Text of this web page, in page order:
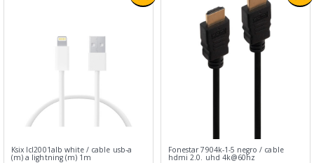
Ksix lcl2001alb white / cable usb-a
(m) a lightning (m) 1m
Fonestar 7904k-1-5 negro / cable
hdmi 2.0. uhd 4k@60hz